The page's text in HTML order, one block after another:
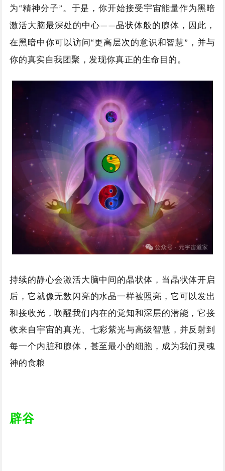
为“精神分子”。于是，你开始接受宇宙能量作为黑暗
激活大脑最深处的中心——晶状体般的腺体，因此，
在黑暗中你可以访问“更高层次的意识和智慧” ，并与
你的真实自我团聚，发现你真正的生命目的。
持续的静心会激活大脑中间的晶状体，当晶状体开启
后，它就像无数闪亮的水晶一样被照亮，它可以发出
和接收光，唤醒我们内在的觉知和深层的潜能，它接
收来自宇宙的真光、七彩紫光与高级智慧，并反射到
每一个内脏和腺体，甚至最小的细胞，成为我们灵魂
神的食粮
辟谷